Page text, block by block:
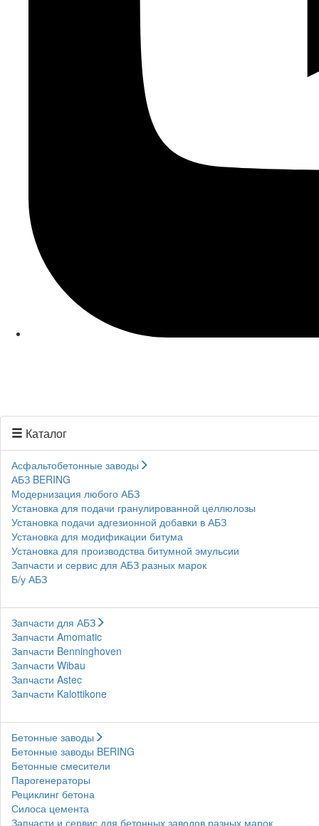
Каталог
Асфальтобетонные заводы
АБЗ BERING
Модернизация любого АБЗ
Установка для подачи гранулированной целлюлозы
Установка подачи адгезионной добавки в АБЗ
Установка для модификации битума
Установка для производства битумной эмульсии
Запчасти и сервис для АБЗ разных марок
Б/у АБЗ
Запчасти для АБЗ
Запчасти Amomatic
Запчасти Benninghoven
Запчасти Wibau
Запчасти Astec
Запчасти Kalottikone
Бетонные заводы
Бетонные заводы BERING
Бетонные смесители
Парогенераторы
Рециклинг бетона
Силоса цемента
Запчасти и сервис для бетонных заводов разных марок